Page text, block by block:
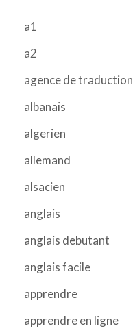
a1
a2
agence de traduction
albanais
algerien
allemand
alsacien
anglais
anglais debutant
anglais facile
apprendre
apprendre en ligne